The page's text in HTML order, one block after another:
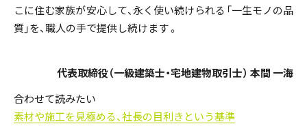
こに住む家族が安心して、永く使い続けられる「一生モノの品
質」を、職人の手で提供し続けます 。
代表取締役（一級建築士・宅地建物取引士） 本間 一海
合わせて読みたい
素材や施工を見極める、社長の目利きという基準